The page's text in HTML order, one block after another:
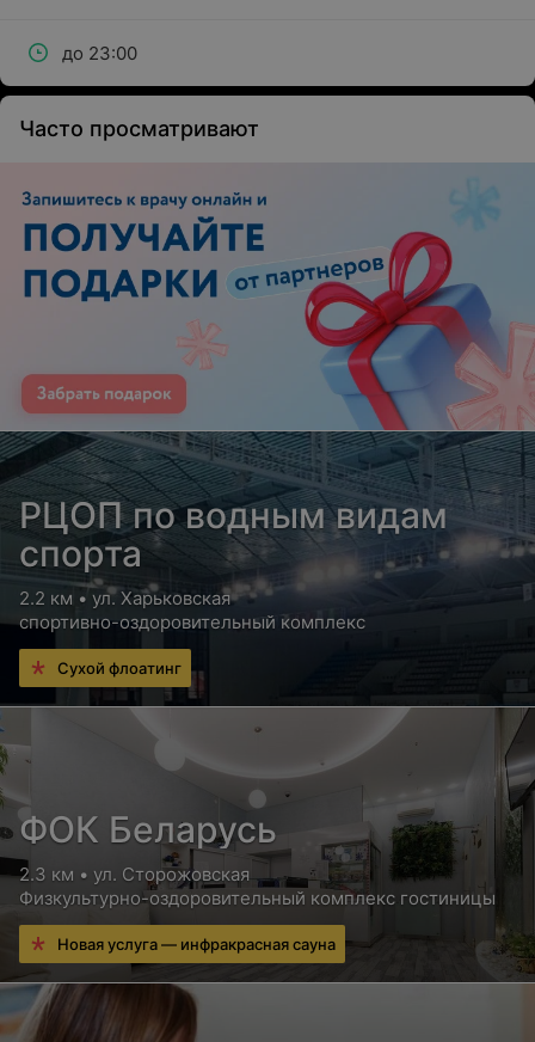
до 23:00
Часто просматривают
РЦОП по водным видам
спорта
2.2 км • ул. Харьковская
спортивно-оздоровительный комплекс
Сухой флоатинг
ФОК Беларусь
2.3 км • ул. Сторожовская
Физкультурно-оздоровительный комплекс гостиницы
Новая услуга — инфракрасная сауна